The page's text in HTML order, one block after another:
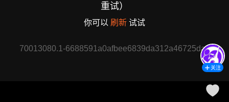
重试）
你可以 刷新 试试
70013080.1-6688591a0afbee6839da312a46725daa
关注